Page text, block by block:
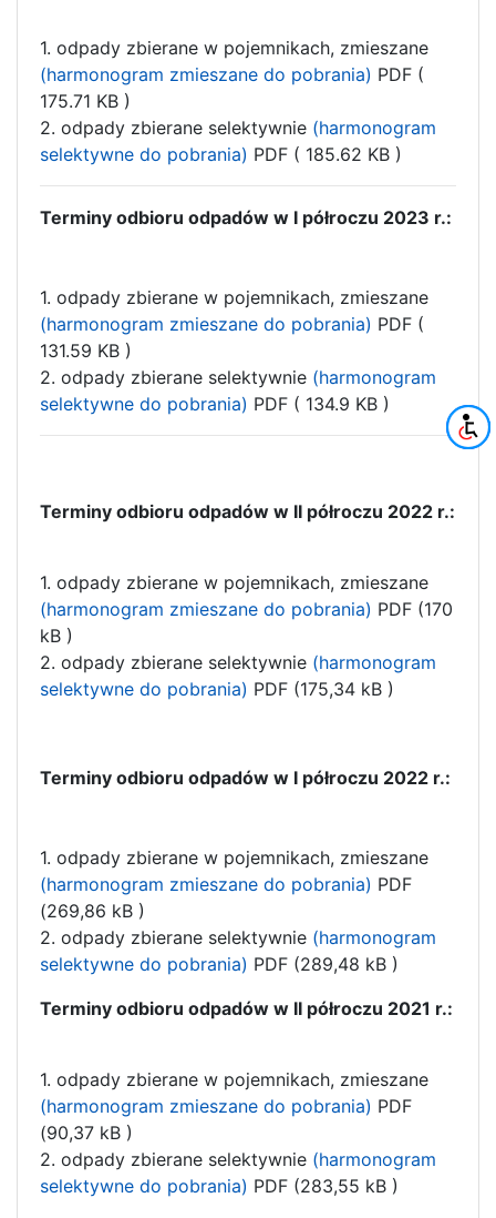
1. odpady zbierane w pojemnikach, zmieszane
(harmonogram zmieszane do pobrania) PDF (
175.71 KB )
2. odpady zbierane selektywnie (harmonogram
selektywne do pobrania) PDF ( 185.62 KB )
Terminy odbioru odpadów w I półroczu 2023 r.:
1. odpady zbierane w pojemnikach, zmieszane
(harmonogram zmieszane do pobrania) PDF (
131.59 KB )
2. odpady zbierane selektywnie (harmonogram
selektywne do pobrania) PDF ( 134.9 KB )
Terminy odbioru odpadów w II półroczu 2022 r.:
1. odpady zbierane w pojemnikach, zmieszane
(harmonogram zmieszane do pobrania) PDF (170
kB )
2. odpady zbierane selektywnie (harmonogram
selektywne do pobrania) PDF (175,34 kB )
Terminy odbioru odpadów w I półroczu 2022 r.:
1. odpady zbierane w pojemnikach, zmieszane
(harmonogram zmieszane do pobrania) PDF
(269,86 kB )
2. odpady zbierane selektywnie (harmonogram
selektywne do pobrania) PDF (289,48 kB )
Terminy odbioru odpadów w II półroczu 2021 r.:
1. odpady zbierane w pojemnikach, zmieszane
(harmonogram zmieszane do pobrania) PDF
(90,37 kB )
2. odpady zbierane selektywnie (harmonogram
selektywne do pobrania) PDF (283,55 kB )